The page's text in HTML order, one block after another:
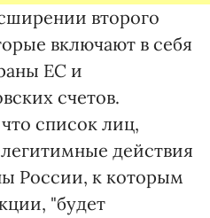
второго
включают в себя
ЕС и
счетов.
список лиц,
действия
России, к которым
"будет